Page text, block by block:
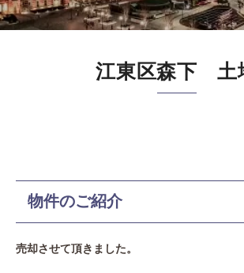
Business
江東区森下 土
物件のご紹介
売却させて頂きました。